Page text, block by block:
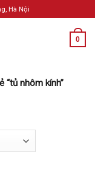
Hà Nội
0
“tủ nhôm kính”